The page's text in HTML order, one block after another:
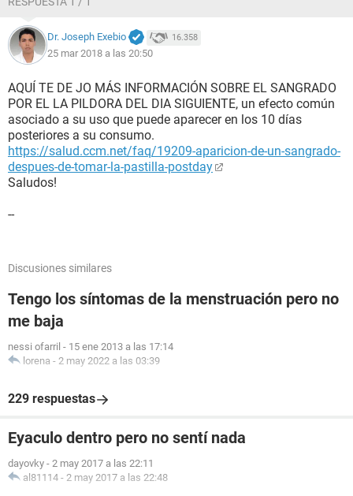
Dr. Joseph Exebio 16.358
25 mar 2018 a las 20:50
AQUÍ TE DE JO MÁS INFORMACIÓN SOBRE EL SANGRADO
POR EL LA PILDORA DEL DIA SIGUIENTE, un efecto común
asociado a su uso que puede aparecer en los 10 días
posteriores a su consumo.
https://salud.ccm.net/faq/19209-aparicion-de-un-sangrado-
despues-de-tomar-la-pastilla-postday
Saludos!
--
Discusiones similares
Tengo los síntomas de la menstruación pero no
me baja
nessi ofarril - 15 ene 2013 a las 17:14
lorena - 2 may 2022 a las 03:39
229 respuestas
Eyaculo dentro pero no sentí nada
dayovky - 2 may 2017 a las 22:11
al81114 - 2 may 2017 a las 22:48